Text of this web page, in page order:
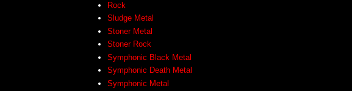
Rock
Sludge Metal
Stoner Metal
Stoner Rock
Symphonic Black Metal
Symphonic Death Metal
Symphonic Metal